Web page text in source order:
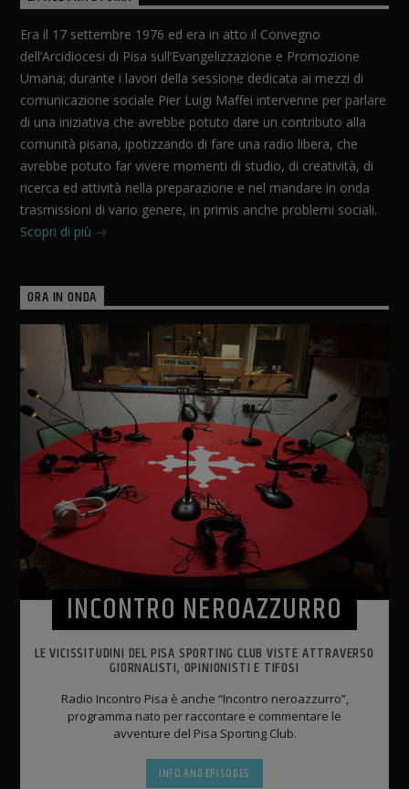
Era il 17 settembre 1976 ed era in atto il Convegno
dell’Arcidiocesi di Pisa sull’Evangelizzazione e Promozione
Umana; durante i lavori della sessione dedicata ai mezzi di
comunicazione sociale Pier Luigi Maffei intervenne per parlare
di una iniziativa che avrebbe potuto dare un contributo alla
comunità pisana, ipotizzando di fare una radio libera, che
avrebbe potuto far vivere momenti di studio, di creatività, di
ricerca ed attività nella preparazione e nel mandare in onda
trasmissioni di vario genere, in primis anche problemi sociali.
Scopri di più
ORA IN ONDA
INCONTRO NEROAZZURRO
LE VICISSITUDINI DEL PISA SPORTING CLUB VISTE ATTRAVERSO
GIORNALISTI, OPINIONISTI E TIFOSI
Radio Incontro Pisa è anche “Incontro neroazzurro”,
programma nato per raccontare e commentare le
avventure del Pisa Sporting Club.
INFO AND EPISODES